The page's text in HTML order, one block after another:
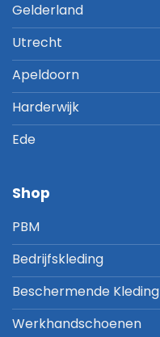
Gelderland
Utrecht
Apeldoorn
Harderwijk
Ede
Shop
PBM
Bedrijfskleding
Beschermende Kleding
Werkhandschoenen